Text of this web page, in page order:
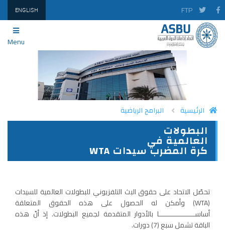
FTP
ENGLISH
Menu
الرئيسية
البرامج الرياضية
البطولات
العالمية في
كرة المضرب سيدات WTA
تحصّل الاتحاد على حقوق البث التلفزيوني للبطولات العالمية للسيدات
(WTA) وأمكن له الحصول على هذه الحقوق المتعلقة
أساســــــــــــــــــا بالأدوار المتقدمة لجميع البطولات. إذ أنّ هذه
الباقة تشمل سبع (7) دورات.